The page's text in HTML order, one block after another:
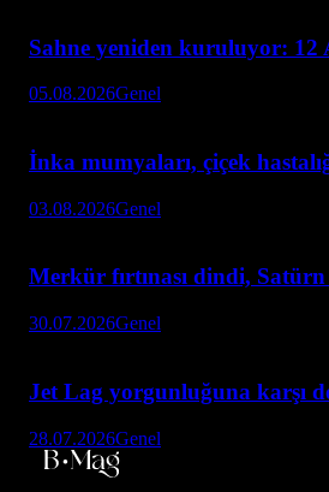
Sahne yeniden kuruluyor: 12
05.08.2026Genel
İnka mumyaları, çiçek
03.08.2026Genel
Merkür fırtınası dindi,
30.07.2026Genel
Jet Lag yorgunluğuna karşı
28.07.2026Genel